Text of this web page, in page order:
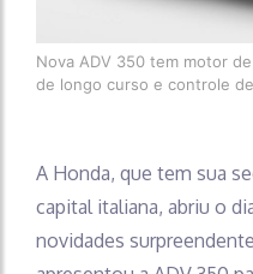
Nova ADV 350 tem motor
de longo curso e controle
A Honda, que tem sua
capital italiana, abriu o
novidades